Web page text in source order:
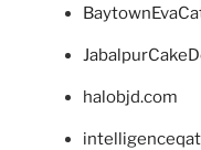
halobjd.com